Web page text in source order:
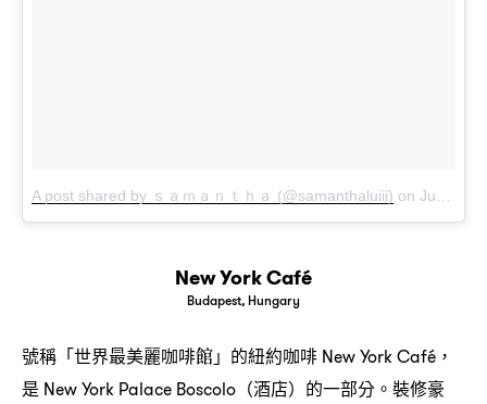
A post shared by ｓａｍａｎｔｈａ (@samanthaluiii) on Jun 7, 2018 at 7:11am PDT
New York Café
Budapest, Hungary
號稱「世界最美麗咖啡館」的紐約咖啡 New York Café，
是 New York Palace Boscolo（酒店） 的一部分。裝修豪